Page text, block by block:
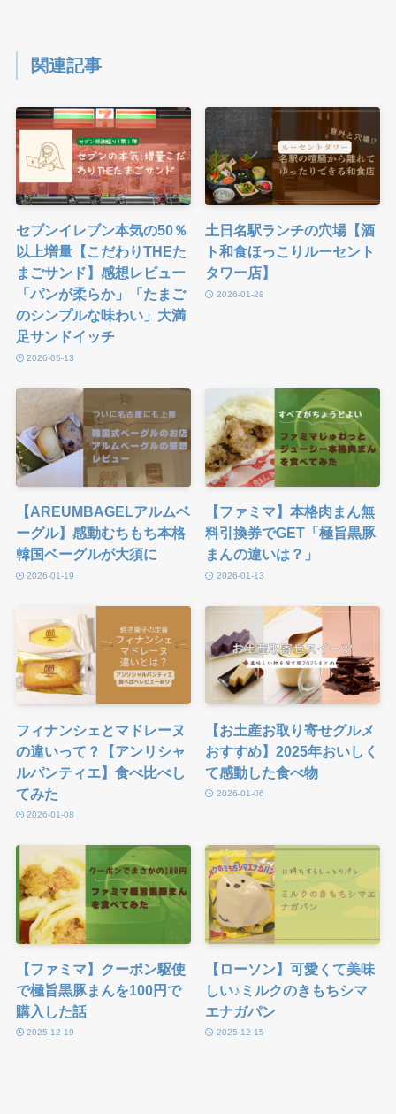
関連記事
セブンイレブン本気の50％
以上増量【こだわりTHEた
まごサンド】感想レビュー
「パンが柔らか」「たまご
のシンプルな味わい」大満
足サンドイッチ
2026-05-13
土日名駅ランチの穴場【酒
ト和食ほっこりルーセント
タワー店】
2026-01-28
【AREUMBAGELアルムベ
ーグル】感動むちもち本格
韓国ベーグルが大須に
2026-01-19
【ファミマ】本格肉まん無
料引換券でGET「極旨黒豚
まんの違いは？」
2026-01-13
フィナンシェとマドレーヌ
の違いって？【アンリシャ
ルパンティエ】食べ比べし
てみた
2026-01-08
【お土産お取り寄せグルメ
おすすめ】2025年おいしく
て感動した食べ物
2026-01-06
【ファミマ】クーポン駆使
で極旨黒豚まんを100円で
購入した話
2025-12-19
【ローソン】可愛くて美味
しい♪ミルクのきもちシマ
エナガパン
2025-12-15